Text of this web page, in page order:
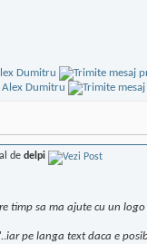
de delpi
timp sa ma ajute cu un
pe langa text daca e